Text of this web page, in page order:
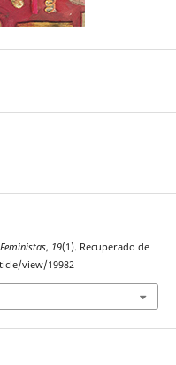
, 19(1). Recuperado de
view/19982